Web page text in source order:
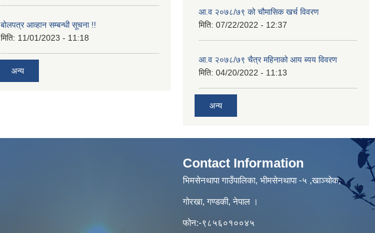
बोलपत्र आव्हान सम्बन्धी सूचना !!
मिति: 11/01/2023 - 11:18
अन्य
आ.व २०७८/७९ को चौमासिक खर्च विवरण
मिति: 07/22/2022 - 12:37
आ.व २०७८/७९ चैत्र महिनाको आय ब्यय विवरण
मिति: 04/20/2022 - 11:13
अन्य
Contact Information
भिमसेनथापा गाउँपालिका, भीमसेनथापा -५ ,खाञ्चोक,
गोरखा, गण्डकी, नेपाल ।
फोन:-९८५६०१००४५